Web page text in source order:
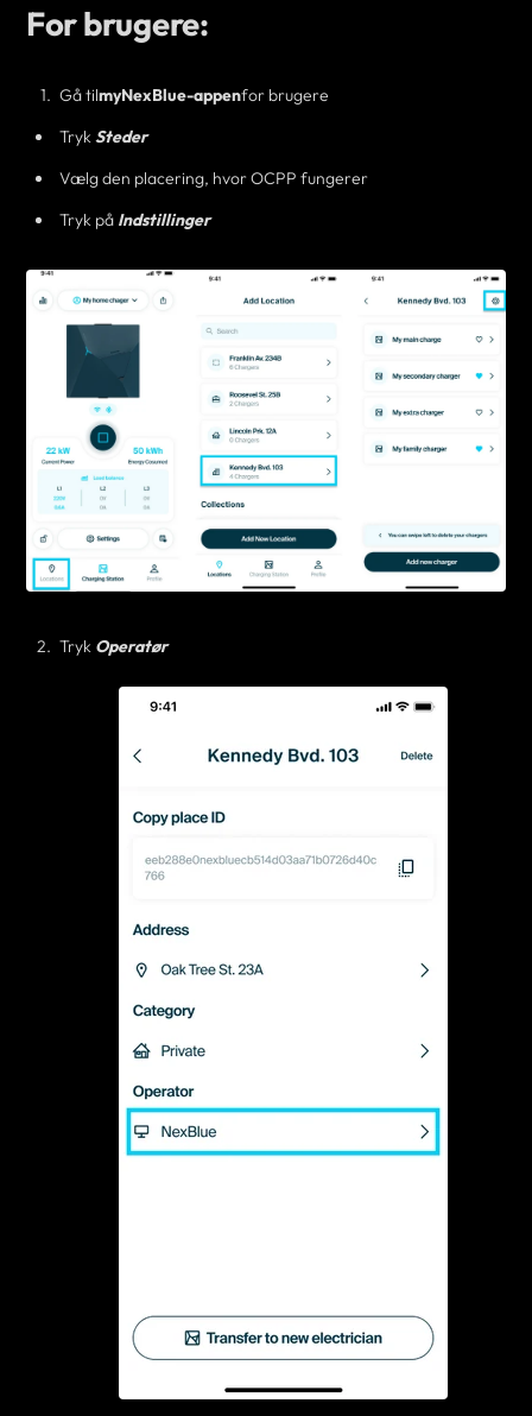
For brugere:
Gå tilmyNexBlue-appenfor brugere
TrykSteder
Vælg den placering, hvor OCPP fungerer
Tryk på Indstillinger
Tryk Operatør